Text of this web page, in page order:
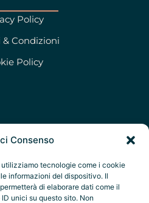
Consenso
tecnologie come i cookie
informazioni del dispositivo. Il
di elaborare dati come il
unici su questo sito. Non
Policy
Condizioni
Policy
San Martino 47, Morciano di
79 47 280‬